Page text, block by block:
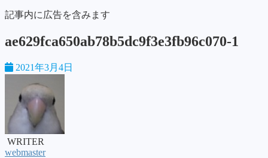
記事内に広告を含みます
ae629fca650ab78b5dc9f3e3fb96c070-1
2021年3月4日
WRITER
webmaster